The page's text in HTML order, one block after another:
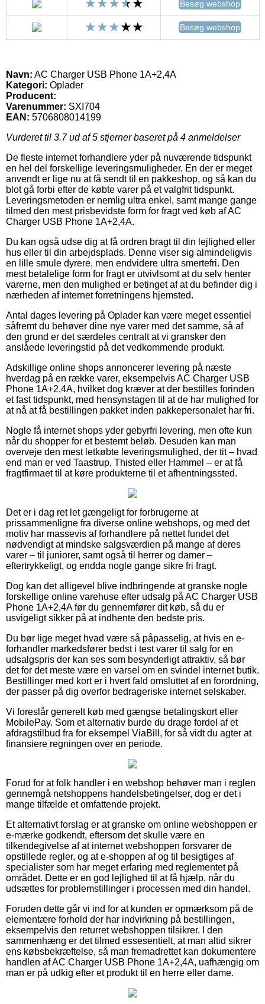
Besøg webshop
Besøg webshop
Navn: AC Charger USB Phone 1A+2,4A
Kategori: Oplader
Producent:
Varenummer: SXI704
EAN: 5706808014199
Vurderet til 3.7ud af 5 stjerner baseret på 4 anmeldelser
De fleste internet forhandlere yder på nuværende tidspunkt
en hel del forskellige leveringsmuligheder. En der er meget
anvendt er lige nu at få sendt til en pakkeshop, og så kan du
blot gå forbi efter de købte varer på et valgfrit tidspunkt.
Leveringsmetoden er nemlig ultra enkel, samt mange gange
tilmed den mest prisbevidste form for fragt ved køb af AC
Charger USB Phone 1A+2,4A.
Du kan også udse dig at få ordren bragt til din lejlighed eller
hus eller til din arbejdsplads. Denne viser sig almindeligvis
en lille smule dyrere, men endvidere ultra smertefri. Den
mest betalelige form for fragt er utvivlsomt at du selv henter
varerne, men den mulighed er betinget af at du befinder dig i
nærheden af internet forretningens hjemsted.
Antal dages levering på Oplader kan være meget essentiel
såfremt du behøver dine nye varer med det samme, så af
den grund er det særdeles centralt at vi gransker den
anslåede leveringstid på det vedkommende produkt.
Adskillige online shops annoncerer levering på næste
hverdag på en række varer, eksempelvis AC Charger USB
Phone 1A+2,4A, hvilket dog kræver at der bestilles forinden
et fast tidspunkt, med hensynstagen til at de har mulighed for
at nå at få bestillingen pakket inden pakkepersonalet har fri.
Nogle få internet shops yder gebyrfri levering, men ofte kun
når du shopper for et bestemt beløb. Desuden kan man
overveje den mest letkøbte leveringsmulighed, der tit – hvad
end man er ved Taastrup, Thisted eller Hammel – er at få
fragtfirmaet til at køre produkterne til et afhentningssted.
Det er i dag ret let gængeligt for forbrugerne at
prissammenligne fra diverse online webshops, og med det
motiv har massevis af forhandlere på nettet fundet det
nødvendigt at mindske salgsværdien på mange af deres
varer – til juniorer, samt også til herrer og damer –
eftertrykkeligt, og endda nogle gange sikre fri fragt.
Dog kan det alligevel blive indbringende at granske nogle
forskellige online varehuse efter udsalg på AC Charger USB
Phone 1A+2,4A før du gennemfører dit køb, så du er
usvigeligt sikker på at indhente den bedste pris.
Du bør lige meget hvad være så påpasselig, at hvis en e-
forhandler markedsfører bedst i test varer til salg for en
udsalgspris der kan ses som besynderligt attraktiv, så bør
det for det meste være en varsel om en svindel internet butik.
Bestillinger med kort er i hvert fald omsluttet af en forordning,
der passer på dig overfor bedrageriske internet selskaber.
Vi foreslår generelt køb med gængse betalingskort eller
MobilePay. Som et alternativ burde du drage fordel af et
afdragstilbud fra for eksempel ViaBill, for så vidt du agter at
finansiere regningen over en periode.
Forud for at folk handler i en webshop behøver man i reglen
gennemgå netshoppens handelsbetingelser, dog er det i
mange tilfælde et omfattende projekt.
Et alternativt forslag er at granske om online webshoppen er
e-mærke godkendt, eftersom det skulle være en
tilkendegivelse af at internet webshoppen forsvarer de
opstillede regler, og at e-shoppen af og til besigtiges af
specialister som har meget erfaring med reglementet på
området. Dette er en god lejlighed til at få hjælp, når du
udsættes for problemstillinger i processen med din handel.
Foruden dette går vi ind for at kunden er opmærksom på de
elementære forhold der har indvirkning på bestillingen,
eksempelvis den returret webshoppen tilsikrer. I den
sammenhæng er det tilmed essesentielt, at man altid sikrer
ens købsbekræftelse, så man fremadrettet kan dokumentere
handlen af AC Charger USB Phone 1A+2,4A, uafhængig om
man er på udkig efter et produkt til en herre eller dame.